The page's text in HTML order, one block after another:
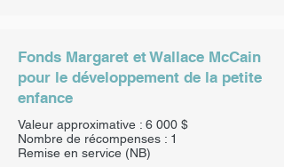
Fonds Margaret et Wallace McCain
pour le développement de la petite
enfance
Valeur approximative : 6 000 $
Nombre de récompenses : 1
Remise en service (NB)